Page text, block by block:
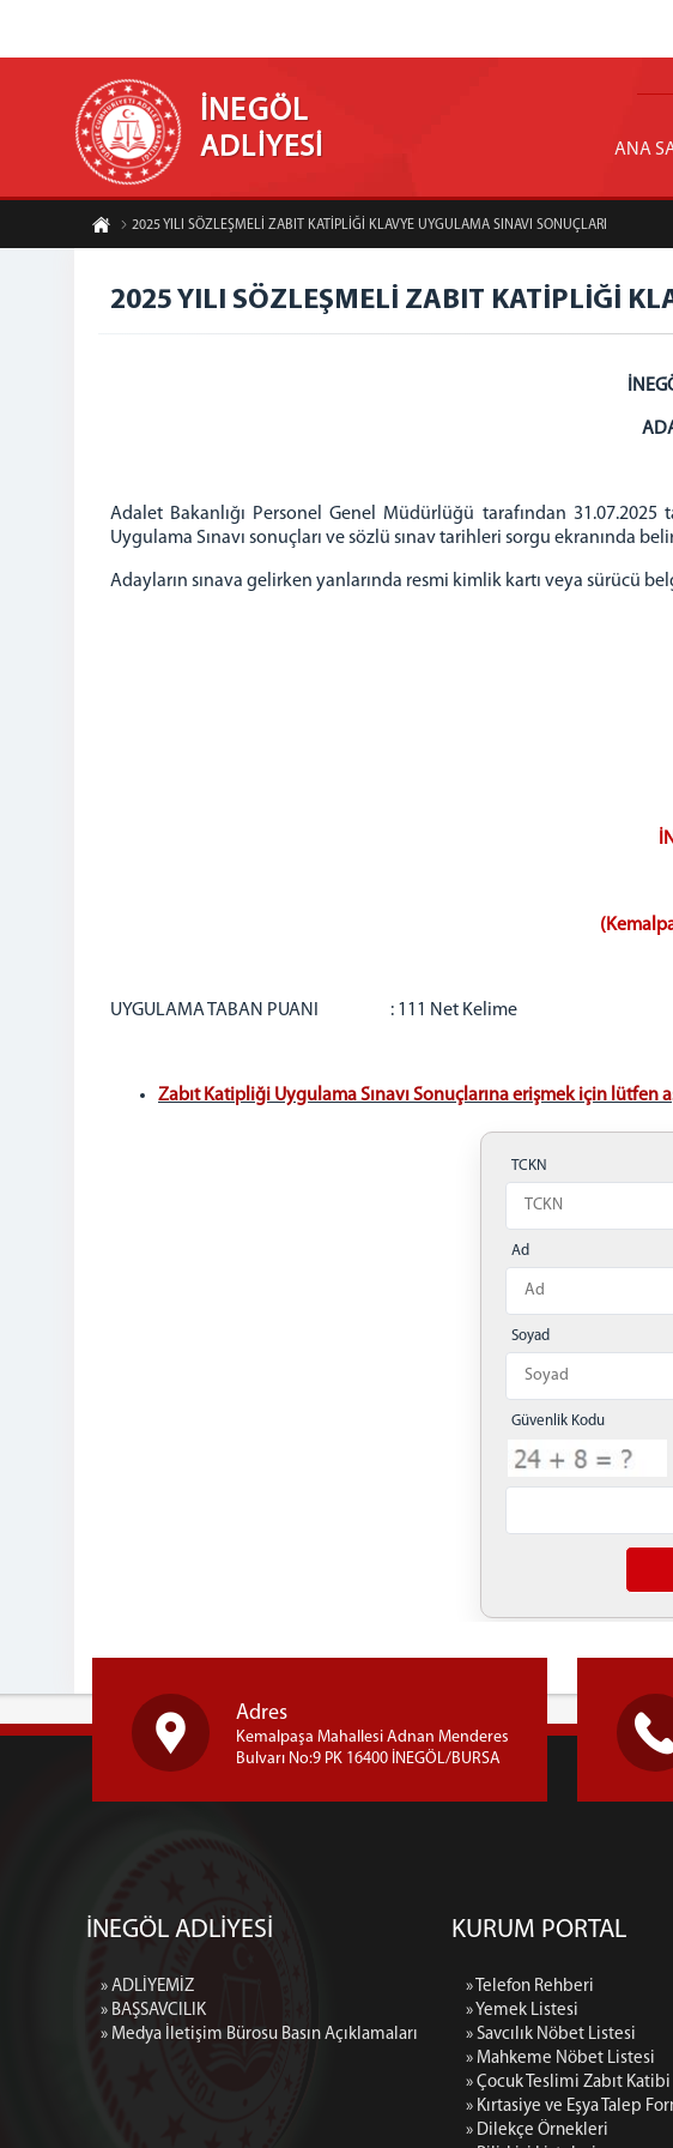
İNEGÖL
ADLİYESİ ANA
2025 YILI SÖZLEŞMELİ ZABIT KATİPLİĞİ KLAVYE UYGULAMA SINAVI SONUÇLARI
2025 YILI SÖZLEŞMELİ ZABIT KATİPLİĞİ
Adalet Bakanlığı Personel Genel Müdürlüğü tarafından
Uygulama Sınavı sonuçları ve sözlü sınav tarihleri sorgu ekranında
Adayların sınava gelirken yanlarında resmi kimlik kartı veya sürücü
UYGULAMA TABAN PUANI : 111 Net Kelime
Zabıt Katipliği Uygulama Sınavı Sonuçlarına erişmek için lütfen
TCKN
Ad
Soyad
Güvenlik Kodu
Adres
Kemalpaşa Mahallesi Adnan Menderes
Bulvarı No:9 PK 16400 İNEGÖL/BURSA
İNEGÖL ADLİYESİ
» ADLİYEMİZ
» BAŞSAVCILIK
» Medya İletişim Bürosu Basın Açıklamaları
KURUM PORTAL
» Telefon Rehberi
» Yemek Listesi
» Savcılık Nöbet Listesi
» Mahkeme Nöbet Listesi
» Çocuk Teslimi Zabıt
» Kırtasiye ve Eşya Talep
» Dilekçe Örnekleri